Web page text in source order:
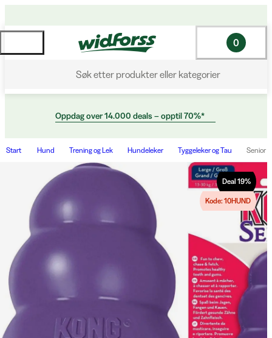
Søk etter produkter eller kategorier
0
Oppdag over 14.000 deals – opptil 70%*
Start Hund Trening og Lek Hundeleker Tyggeleker og Tau Senior M
Deal 19%
Kode: 10HUND